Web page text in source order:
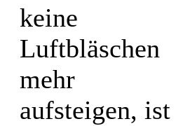
keine
Luftbläschen
mehr
aufsteigen, ist